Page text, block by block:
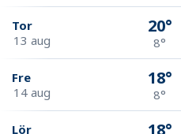
Tor
13 aug
20°
8°
Fre
14 aug
18°
8°
Lör
18°